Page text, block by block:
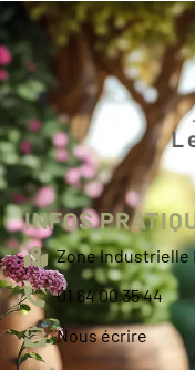
INFOS
Zone Industrielle
01 64 00 35 44
Nous écrire